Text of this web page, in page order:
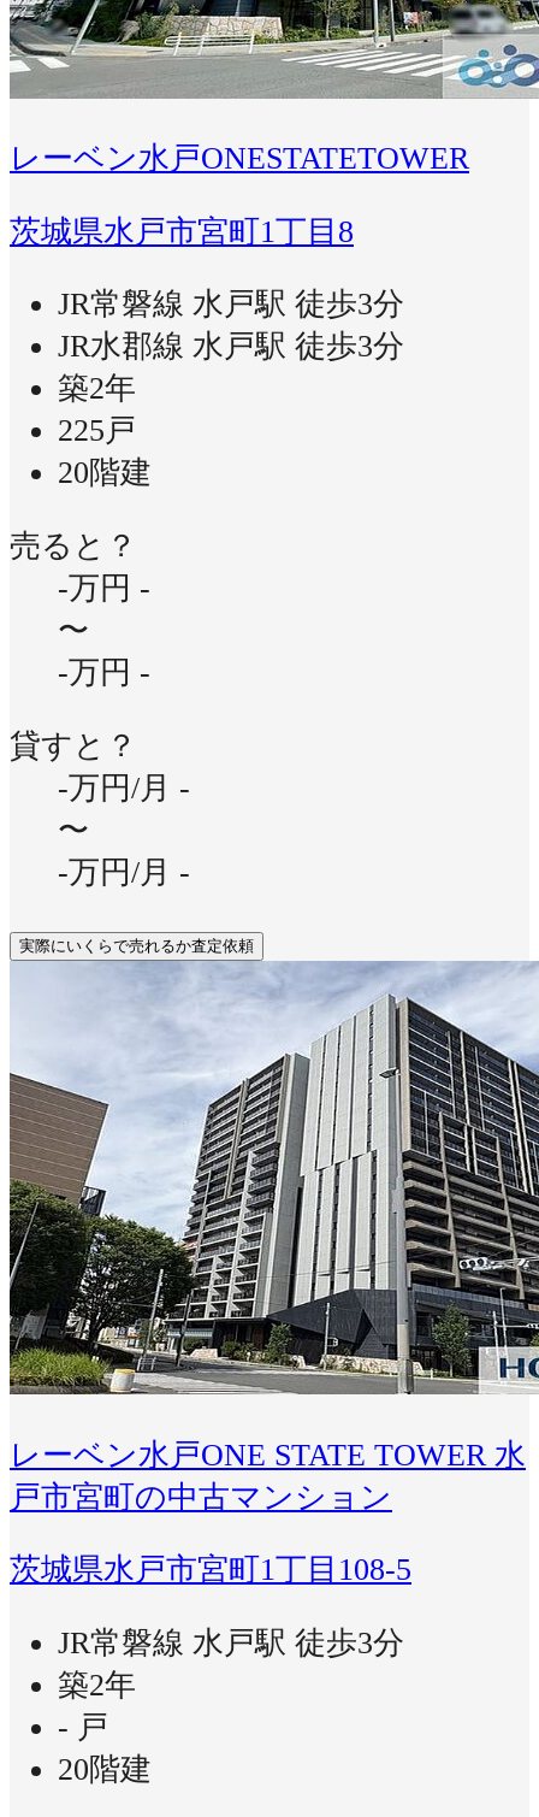
レーベン水戸ONESTATETOWER
茨城県水戸市宮町1丁目8
JR常磐線 水戸駅 徒歩3分
JR水郡線 水戸駅 徒歩3分
築2年
225戸
20階建
売ると？
-万円 -
〜
-万円 -
貸すと？
-万円/月 -
〜
-万円/月 -
実際にいくらで売れるか査定依頼
レーベン水戸ONE STATE TOWER 水
戸市宮町の中古マンション
茨城県水戸市宮町1丁目108-5
JR常磐線 水戸駅 徒歩3分
築2年
- 戸
20階建